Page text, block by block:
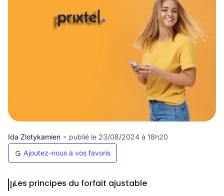
Ida Zlotykamien - publié le 23/08/2024 à 18h20
Ajoutez-nous à vos favoris
Les principes du forfait ajustable